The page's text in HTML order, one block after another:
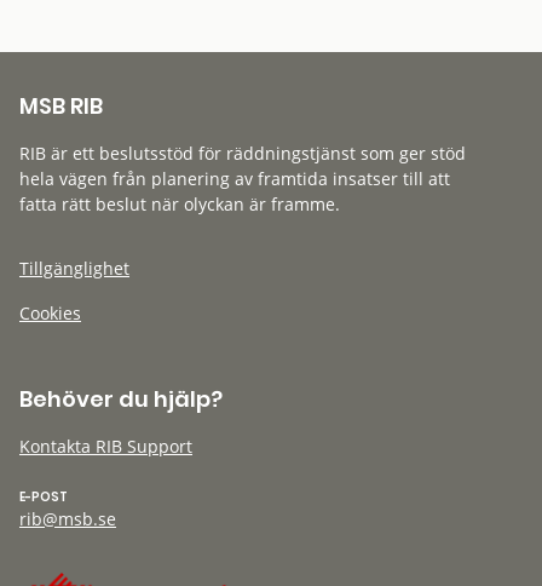
MSB RIB
RIB är ett beslutsstöd för räddningstjänst som ger stöd
hela vägen från planering av framtida insatser till att
fatta rätt beslut när olyckan är framme.
Tillgänglighet
Cookies
Behöver du hjälp?
Kontakta RIB Support
E-POST
rib@msb.se